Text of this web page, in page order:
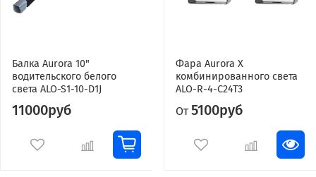
Балка Aurora 10"
водительского белого
света ALO-S1-10-D1J
11000руб
Фара Aurora X
комбинированного света
ALO-R-4-C24T3
От 5100руб